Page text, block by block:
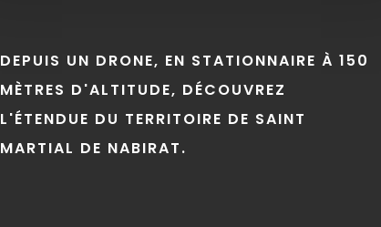
DEPUIS UN DRONE, EN STATIONNAIRE À 150
MÈTRES D'ALTITUDE, DÉCOUVREZ
L'ÉTENDUE DU TERRITOIRE DE SAINT
MARTIAL DE NABIRAT.